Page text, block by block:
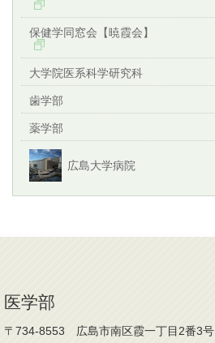
保健学同窓会【暁霞会】
大学院医系科学研究科
歯学部
薬学部
広島大学病院
医学部
〒734-8553 広島市南区霞一丁目2番3号